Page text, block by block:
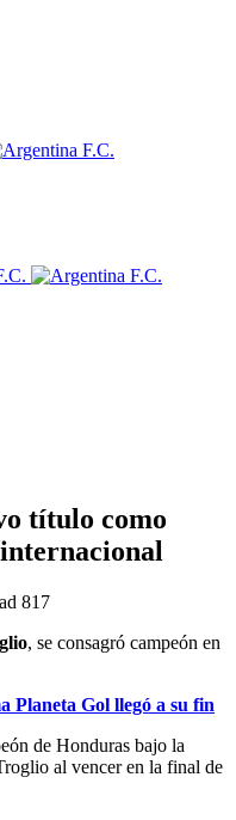
título como
817
, se consagró campeón en
Planeta Gol llegó a su fin
de Honduras bajo la
al vencer en la final de